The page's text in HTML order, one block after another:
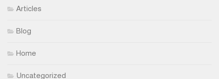
Articles
Blog
Home
Uncategorized